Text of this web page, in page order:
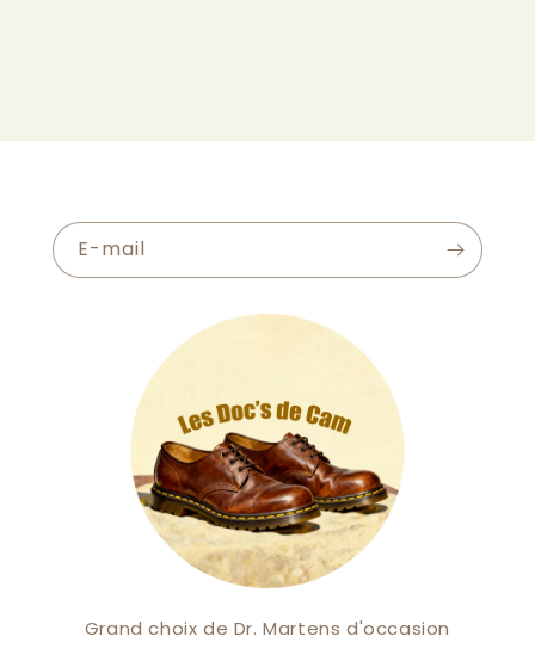
E-mail
Grand choix de Dr. Martens d'occasion